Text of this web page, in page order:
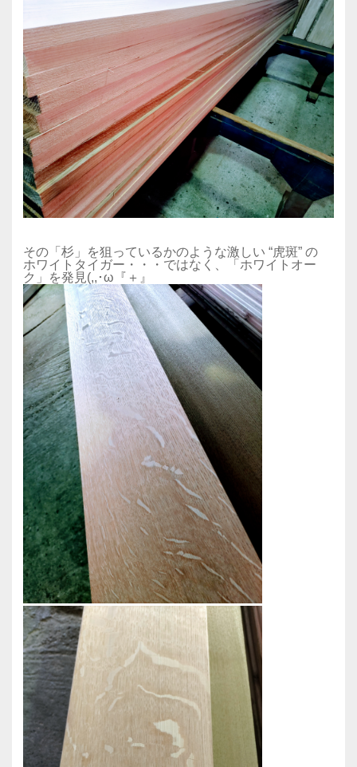
その「杉」を狙っているかのような激しい “虎斑” の
ホワイトタイガー・・・ではなく、「ホワイトオー
ク」を発見(,,･ω『＋』ゞ